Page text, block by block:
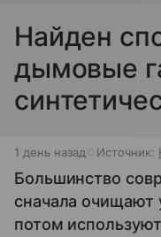
Найден
дымовые
1 день назад Источник:
Большинство
сначала очищают
потом